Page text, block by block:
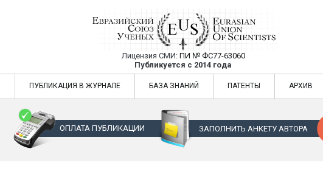
Евразийский Союз Ученых —
Лицензия СМИ: ПИ № ФС77-63060
Публикуется с 2014 года
Евразийский Союз Ученых — публикация научных статей в
ПУБЛИКАЦИЯ В ЖУРНАЛЕ БАЗА ЗНАНИЙ ПАТЕНТЫ АРХИВ
ОПЛАТА ПУБЛИКАЦИИ ЗАПОЛНИТЬ АНКЕТУ АВТОРА